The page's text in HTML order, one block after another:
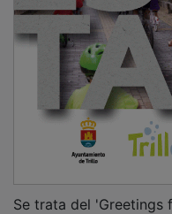
Se trata del 'Greetings